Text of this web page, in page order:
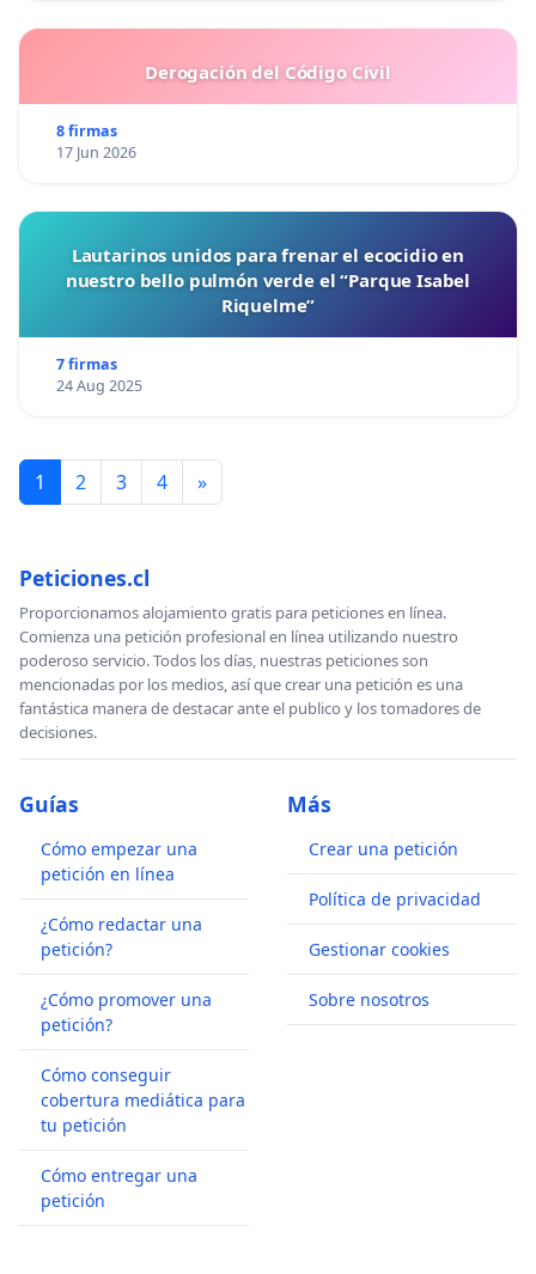
Derogación del Código Civil
8 firmas
17 Jun 2026
Lautarinos unidos para frenar el ecocidio en
nuestro bello pulmón verde el “Parque Isabel
Riquelme”
7 firmas
24 Aug 2025
1 2 3 4 »
Peticiones.cl
Proporcionamos alojamiento gratis para peticiones en línea.
Comienza una petición profesional en línea utilizando nuestro
poderoso servicio. Todos los días, nuestras peticiones son
mencionadas por los medios, así que crear una petición es una
fantástica manera de destacar ante el publico y los tomadores de
decisiones.
Guías
Cómo empezar una
petición en línea
¿Cómo redactar una
petición?
¿Cómo promover una
petición?
Cómo conseguir
cobertura mediática para
tu petición
Cómo entregar una
petición
Más
Crear una petición
Política de privacidad
Gestionar cookies
Sobre nosotros